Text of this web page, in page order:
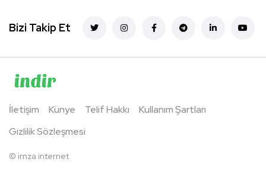
Bizi Takip Et
İletişim Künye Telif Hakkı
Kullanım Şartları
Gizlilik Sözleşmesi
© imza internet